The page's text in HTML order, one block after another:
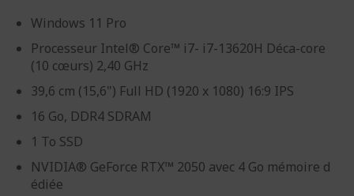
Windows 11 Pro
Processeur Intel® Core™ i7- i7-13620H Déca-core
(10 cœurs) 2,40 GHz
39,6 cm (15,6") Full HD (1920 x 1080) 16:9 IPS
16 Go, DDR4 SDRAM
1 To SSD
NVIDIA® GeForce RTX™ 2050 avec 4 Go mémoire d
édiée